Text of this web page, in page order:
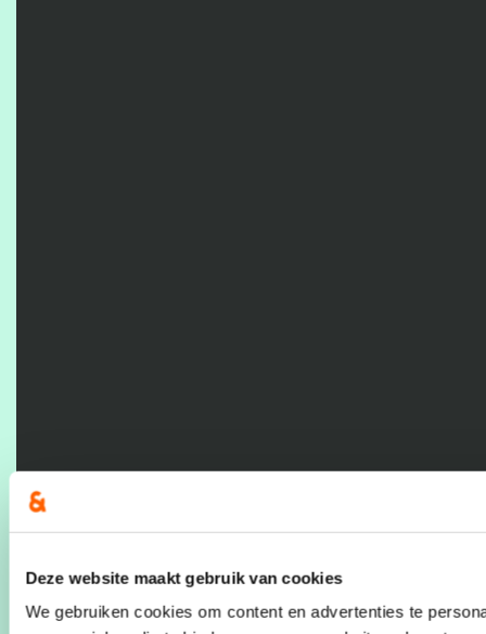
Deze website maakt gebruik van cookies
We gebruiken cookies om content en advertenties te